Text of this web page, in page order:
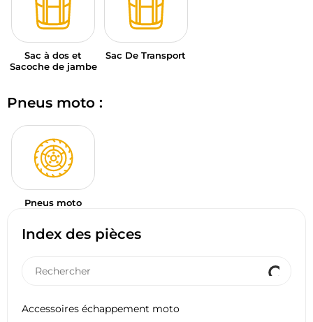
Index des pièces
Accessoires échappement moto
Sac à dos et
Sacoche de jambe
Sac De Transport
Pneus moto :
Pneus moto